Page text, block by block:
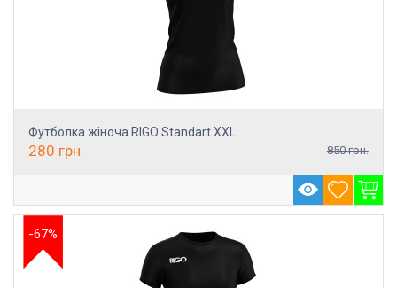
Футболка жіноча RIGO Standart XXL
280 грн. 850 грн.
-67%